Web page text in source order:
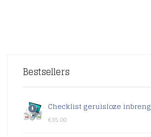
Bestsellers
Checklist geruisloze inbreng
€35.00